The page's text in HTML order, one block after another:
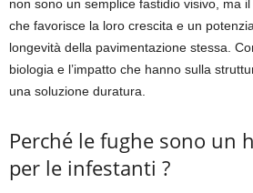
non sono un semplice fastidio visivo, ma
che favorisce la loro crescita e un
longevità della pavimentazione stessa.
biologia e l’impatto che hanno sulla
una soluzione duratura.
Perché le fughe sono un
per le infestanti ?